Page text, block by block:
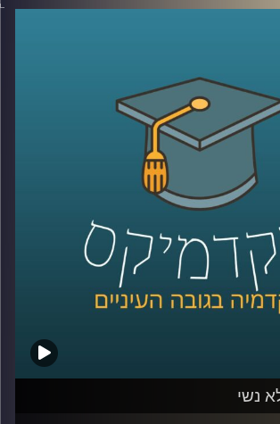
היה שם כשהתחלתם את הדרך.
ללמוד כיצד להיות דיגטליים,
העסקי והרווחי גם בשוק
די בפתיחת חשבון פייסבוק או
אתר. דוקטור אמיר עציוני על
הצלחות וכישלונות
נשי